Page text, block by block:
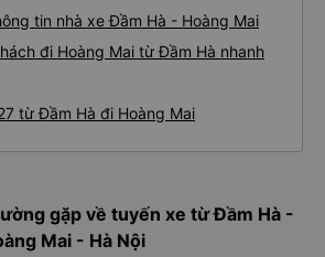
tin nhà xe Đầm Hà - Hoàng Mai
đi Hoàng Mai từ Đầm Hà nhanh
từ Đầm Hà đi Hoàng Mai
gặp về tuyến xe từ Đầm Hà -
Mai - Hà Nội